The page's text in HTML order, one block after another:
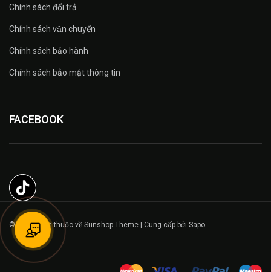
Chính sách đổi trả
Chính sách vận chuyển
Chính sách bảo hành
Chính sách bảo mật thông tin
FACEBOOK
© Bản quyền thuộc về Sunshop Theme | Cung cấp bởi Sapo